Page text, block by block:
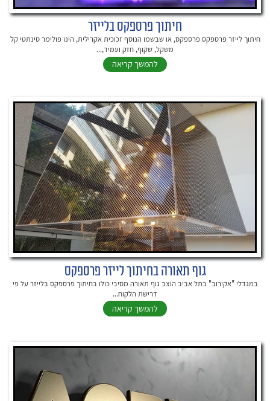
חיתוך פרספקס בלייזר
חיתוך לייזר פרספקס פרספקס, או שבשמו הנוסף זכוכית אקרילית, הינו פולימר סינתטי קל
משקל, שקוף, חזק ועמיד,...
להמשך קריאה
גוף תאורה בחיתוך לייזר פרספקס
במגדלי "אקירוב" בתל אביב הוצב גוף תאורה מסיבי כולו בחיתוך פרספקס בלייזר על פי
דרישת הלקוח...
להמשך קריאה